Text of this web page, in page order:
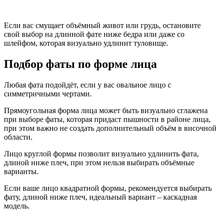
Если вас смущает объёмный живот или грудь, остановите
свой выбор на длинной фате ниже бедра или даже со
шлейфом, которая визуально удлинит туловище.
Подбор фаты по форме лица
Любая фата подойдёт, если у вас овальное лицо с
симметричными чертами.
Прямоугольная форма лица может быть визуально сглажена
при выборе фаты, которая придаст пышности в районе лица,
при этом важно не создать дополнительный объём в височной
области.
Лицо круглой формы позволит визуально удлинить фата,
длиной ниже плеч, при этом нельзя выбирать объёмные
варианты.
Если ваше лицо квадратной формы, рекомендуется выбирать
фату, длиной ниже плеч, идеальный вариант – каскадная
модель.